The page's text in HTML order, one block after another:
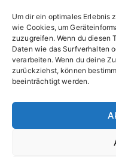
Um dir ein optimales Erlebnis
wie Cookies, um
zuzugreifen. Wenn du diesen
Daten wie das Surfverhalten
verarbeiten. Wenn du deine
zurückziehst, können
beeinträchtigt werden.
inkl.Versandkosten
Copyright © 2026
|